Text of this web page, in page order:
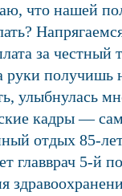
что нашей
за честный
руки получишь
улыбнулась
кадры —
отдых 85-
главврач 5-й